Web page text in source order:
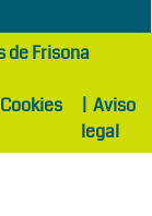
de Frisona
| Aviso
legal